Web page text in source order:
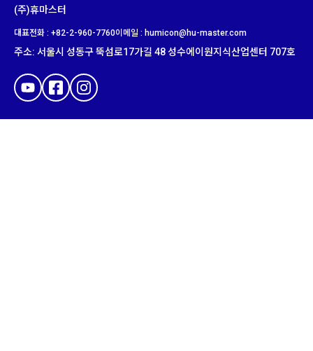
(주)휴마스터
대표전화 : +82-2-960-7760이메일 : humicon@hu-master.com​
주소: 서울시 성동구 뚝섬로17가길 48성수에이원지식산업센터 707호